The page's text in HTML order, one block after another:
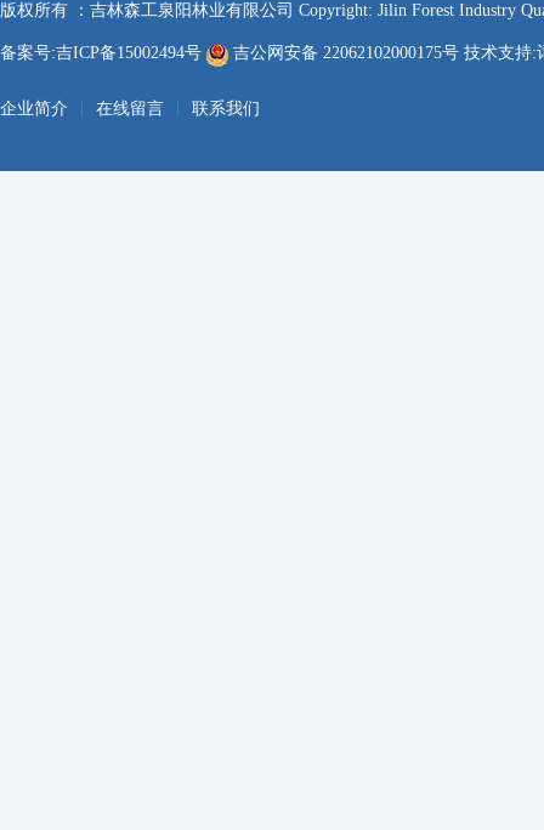
版权所有 ：吉林森工泉阳林业有限公司 Copyright: Jilin Forest Industry
备案号:吉ICP备15002494号 吉公网安备 22062102000175号 技术支持:
企业简介 在线留言 联系我们